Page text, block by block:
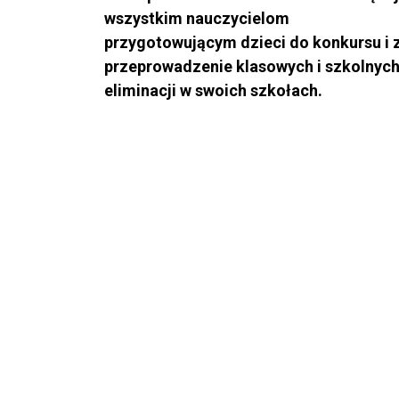
wszystkim nauczycielom
przygotowującym dzieci do konkursu i
przeprowadzenie klasowych i szkolnych
eliminacji w swoich szkołach.